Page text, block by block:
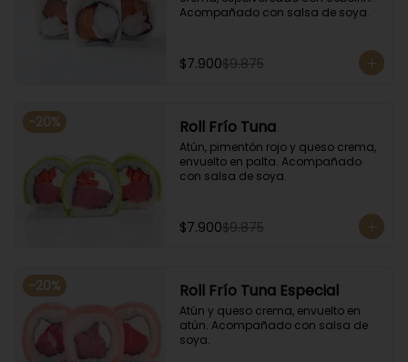
Acompañado con salsa de soya.
$7.900$9.875
-20% Roll Frío Tuna
Atún, pimentón rojo y queso crema,
envuelto en palta. Acompañado
con salsa de soya.
$7.900$9.875
-20% Roll Frío Tuna Especial
Atún y queso crema, envuelto en
atún. Acompañado con salsa de
soya.